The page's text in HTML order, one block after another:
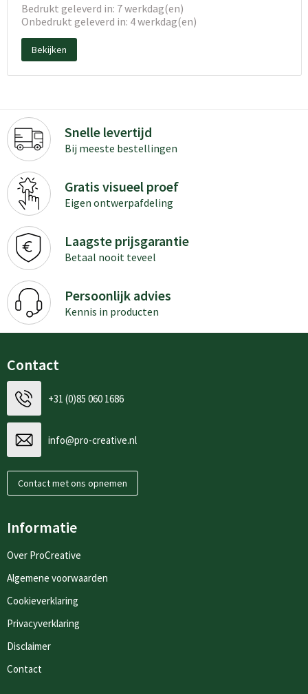
Bedrukt geleverd in: 7 werkdag(en)
Onbedrukt geleverd in: 4 werkdag(en)
Bekijken
Snelle levertijd
Bij meeste bestellingen
Gratis visueel proef
Eigen ontwerpafdeling
Laagste prijsgarantie
Betaal nooit teveel
Persoonlijk advies
Kennis in producten
Contact
+31 (0)85 060 1686
info@pro-creative.nl
Contact met ons opnemen
Informatie
Over ProCreative
Algemene voorwaarden
Cookieverklaring
Privacyverklaring
Disclaimer
Contact